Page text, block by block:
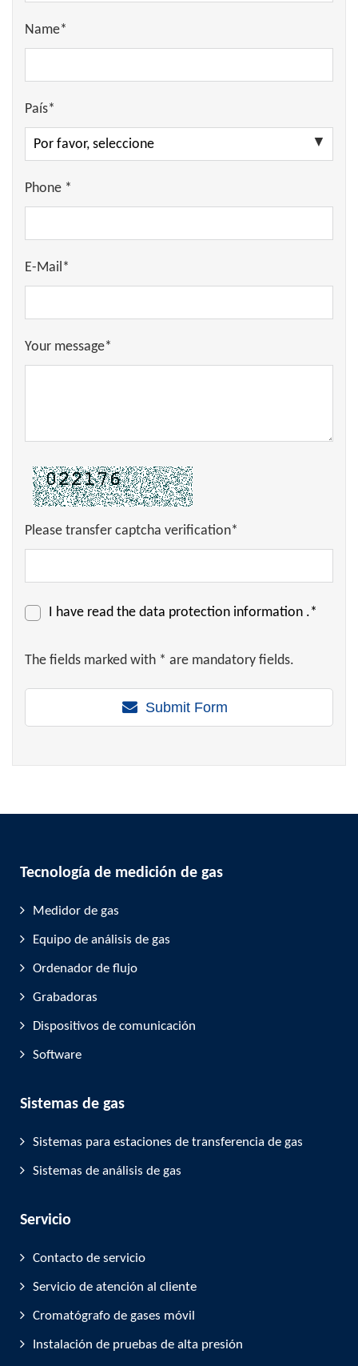
Name*
País*
Phone *
E-Mail*
Your message*
Please transfer captcha verification*
I have read the data protection information .*
The fields marked with * are mandatory fields.
Submit Form
Tecnología de medición de gas
Medidor de gas
Equipo de análisis de gas
Ordenador de flujo
Grabadoras
Dispositivos de comunicación
Software
Sistemas de gas
Sistemas para estaciones de transferencia de gas
Sistemas de análisis de gas
Servicio
Contacto de servicio
Servicio de atención al cliente
Cromatógrafo de gases móvil
Instalación de pruebas de alta presión